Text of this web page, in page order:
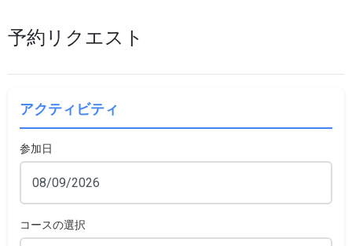
予約リクエスト
アクティビティ
参加日
コースの選択